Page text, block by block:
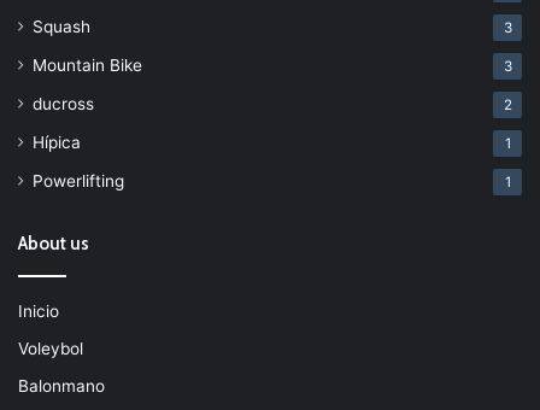
Squash 3
Mountain Bike 3
ducross 2
Hípica 1
Powerlifting 1
About us
Inicio
Voleybol
Balonmano